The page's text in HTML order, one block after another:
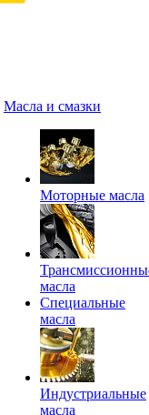
Масла и смазки
Моторные масла
масла
Специальные
масла
Индустриальные
масла